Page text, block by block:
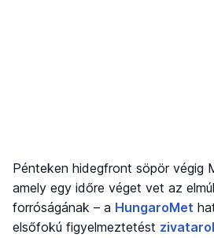
Pénteken hidegfront söpör végig
amely egy időre véget vet az
forróságának – a HungaroMet
elsőfokú figyelmeztetést